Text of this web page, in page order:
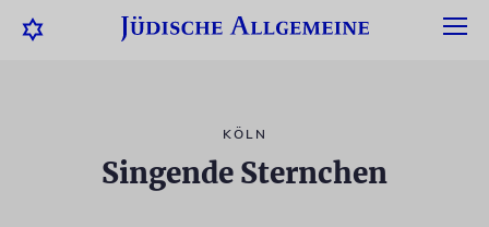
KÖLN
Singende Sternchen